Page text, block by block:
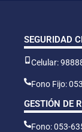
SEGURIDAD
Celular:
Fono Fijo:
GESTIÓN DE
Fono: 053-